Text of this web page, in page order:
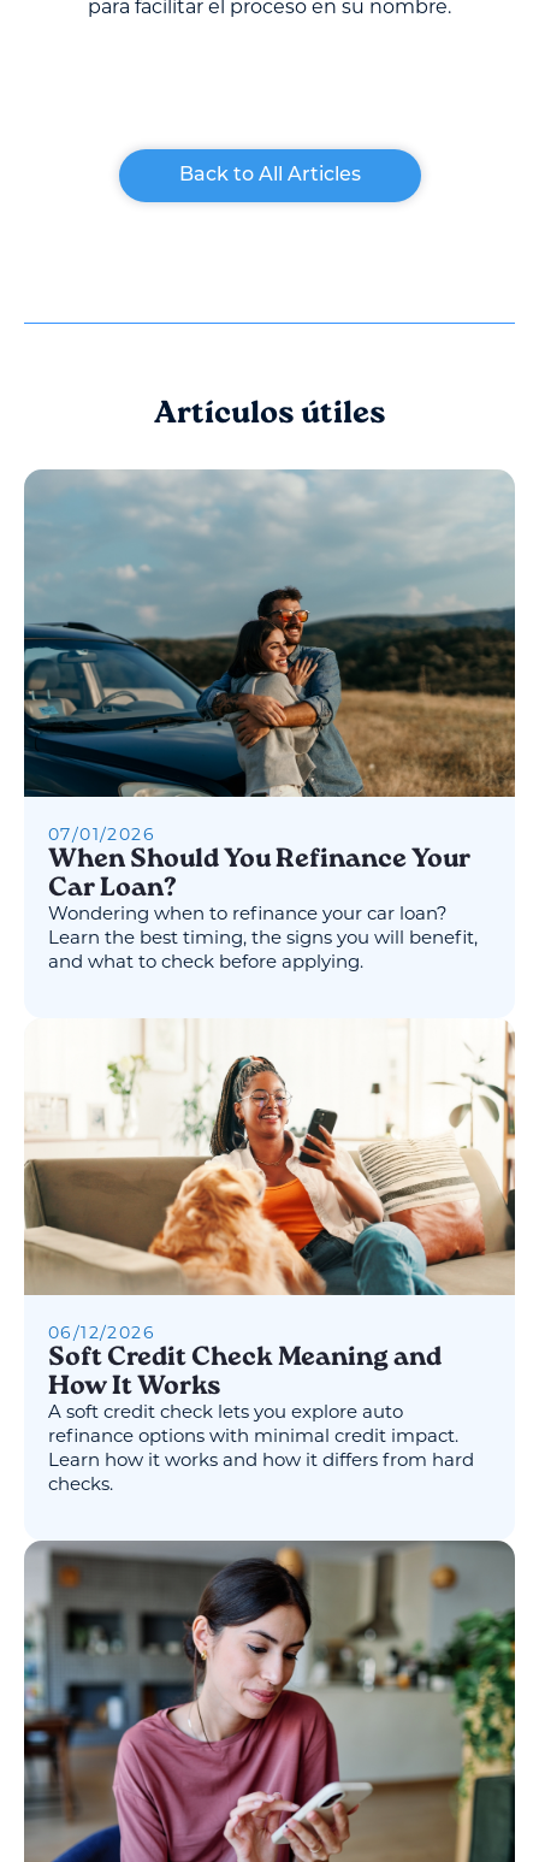
para facilitar el proceso en su nombre.
Back to All Articles
Artículos útiles
07/01/2026
When Should You Refinance Your
Car Loan?
Wondering when to refinance your car loan?
Learn the best timing, the signs you will benefit,
and what to check before applying.
06 / 12/2026
Soft Credit Check Meaning and
How It Works
A soft credit check lets you explore auto
refinance options with minimal credit impact.
Learn how it works and how it differs from hard
checks.